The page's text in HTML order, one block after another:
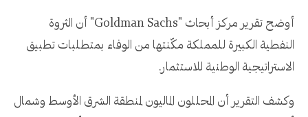
أوضح تقرير مركز أبحاث "Goldman Sachs" أن الثروة
النفطية الكبيرة للمملكة مكّنتها من الوفاء بمتطلبات تطبيق
الاستراتيجية الوطنية للاستثمار.
وكشف التقرير أن المحللون الماليون لمنطقة الشرق الأوسط وشمال